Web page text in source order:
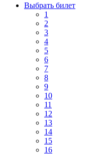
Выбрать билет
1
2
3
4
5
6
7
8
9
10
11
12
13
14
15
16